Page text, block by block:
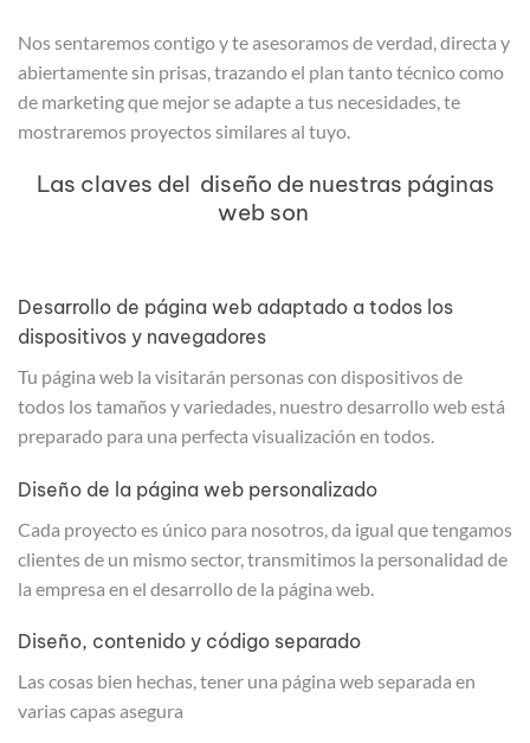
Nos sentaremos contigo y te asesoramos de verdad, directa y
abiertamente sin prisas, trazando el plan tanto técnico como
de marketing que mejor se adapte a tus necesidades, te
mostraremos proyectos similares al tuyo.
Las claves del diseño de nuestras páginas
web son
Desarrollo de página web adaptado a todos los
dispositivos y navegadores
Tu página web la visitarán personas con dispositivos de
todos los tamaños y variedades, nuestro desarrollo web está
preparado para una perfecta visualización en todos.
Diseño de la página web personalizado
Cada proyecto es único para nosotros, da igual que tengamos
clientes de un mismo sector, transmitimos la personalidad de
la empresa en el desarrollo de la página web.
Diseño, contenido y código separado
Las cosas bien hechas, tener una página web separada en
varias capas asegura